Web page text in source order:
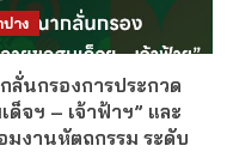
าง
ลั่นกรองการประกวด
ด็จฯ – เจ้าฟ้าฯ” และ
มงานหัตถกรรม ระดับ